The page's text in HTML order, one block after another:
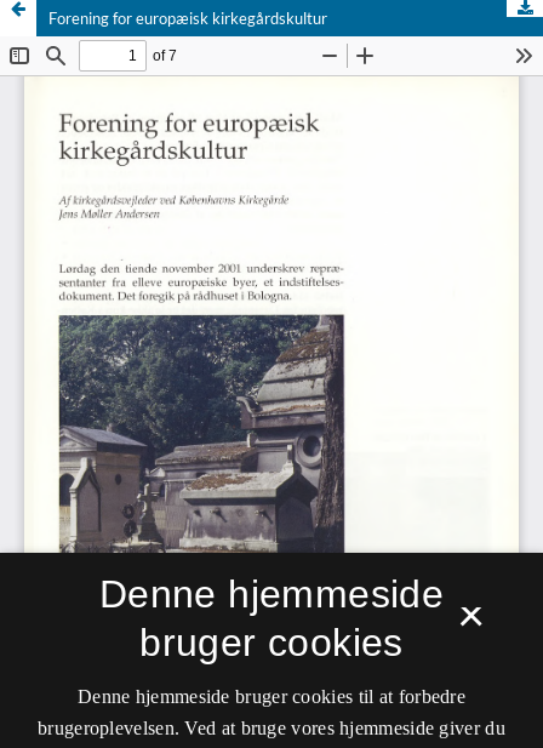
Forening for europæisk kirkegårdskultur
×
Denne hjemmeside
bruger cookies
Denne hjemmeside bruger cookies til at forbedre
brugeroplevelsen. Ved at bruge vores hjemmeside giver du